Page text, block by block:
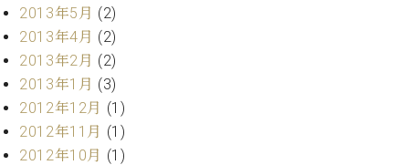
サ
ー
ビ
ス
(
律
)
2013年5月 (2)
2013年4月 (2)
2013年2月 (2)
2013年1月 (3)
2012年12月 (1)
2012年11月 (1)
2012年10月 (1)